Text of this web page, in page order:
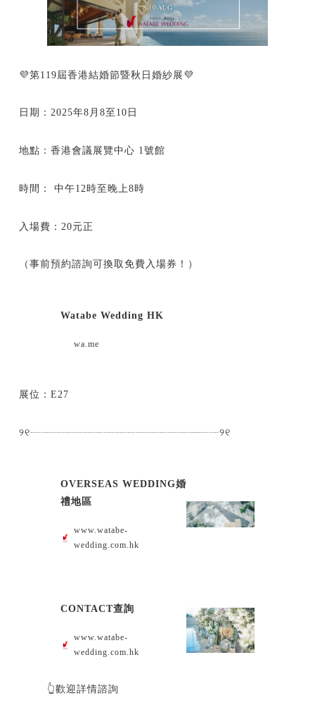
💜第119屆香港結婚節暨秋日婚紗展💜
日期：2025年8月8至10日
地點：香港會議展覽中心 1號館
時間： 中午12時至晚上8時
入場費：20元正
（事前預約諮詢可換取免費入場券！）
Watabe Wedding HK
wa.me
展位：E27
୨୧┈┈┈┈┈┈┈┈┈┈┈┈┈┈┈┈┈┈୨୧
OVERSEAS WEDDING婚
禮地區
www.watabe-
wedding.com.hk
CONTACT查詢
www.watabe-
wedding.com.hk
👆歡迎詳情諮詢